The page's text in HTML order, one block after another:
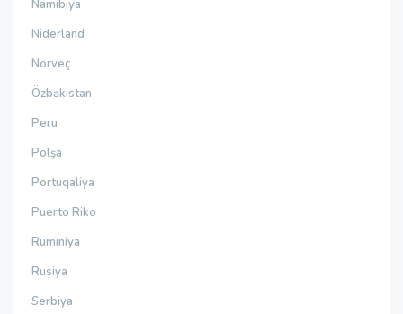
Namibiya
Niderland
Norveç
Özbəkistan
Peru
Polşa
Portuqaliya
Puerto Riko
Rumıniya
Rusiya
Serbiya